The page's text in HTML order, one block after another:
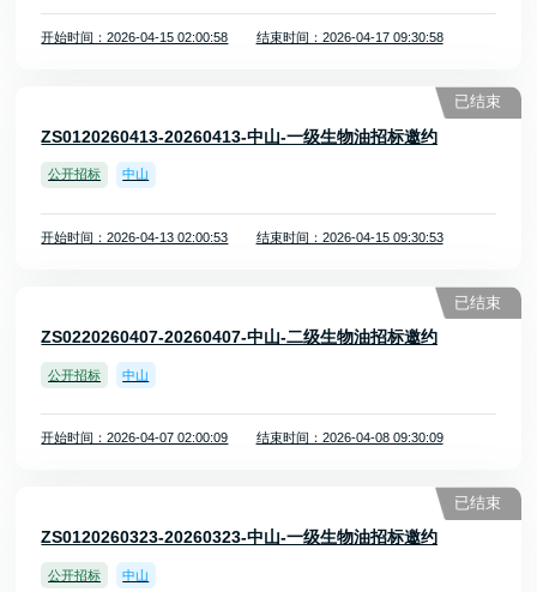
开始时间：2026-04-15 02:00:58 结束时间：2026-04-17 09:30:58
ZS0120260413-20260413-中山-一级生物油招标邀约
公开招标 中山
开始时间：2026-04-13 02:00:53 结束时间：2026-04-15 09:30:53
已结束
ZS0220260407-20260407-中山-二级生物油招标邀约
公开招标 中山
开始时间：2026-04-07 02:00:09 结束时间：2026-04-08 09:30:09
已结束
ZS0120260323-20260323-中山-一级生物油招标邀约
公开招标 中山
已结束